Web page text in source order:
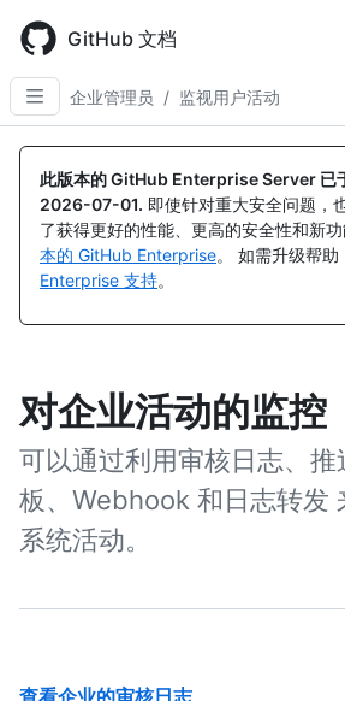
main
content
GitHub 文档
企业管理员 / 监视用户活动
此版本的 GitHub Enterprise Server 已
2026-07-01. 即使针对重大安全问题，
了获得更好的性能、更高的安全性和新
本的 GitHub Enterprise。 如需升级帮助
Enterprise 支持。
对企业活动的监控
可以通过利用审核日志、推
板、Webhook 和日志转发
系统活动。
查看企业的审核日志